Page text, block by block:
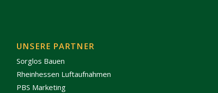
UNSERE PARTNER
Sorglos Bauen
Rheinhessen Luftaufnahmen
PBS Marketing